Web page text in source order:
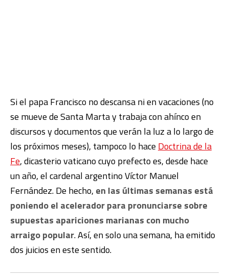
Si el papa Francisco no descansa ni en vacaciones (no
se mueve de Santa Marta y trabaja con ahínco en
discursos y documentos que verán la luz a lo largo de
los próximos meses), tampoco lo hace Doctrina de la
Fe, dicasterio vaticano cuyo prefecto es, desde hace
un año, el cardenal argentino Víctor Manuel
Fernández. De hecho, en las últimas semanas está
poniendo el acelerador para pronunciarse sobre
supuestas apariciones marianas con mucho
arraigo popular. Así, en solo una semana, ha emitido
dos juicios en este sentido.